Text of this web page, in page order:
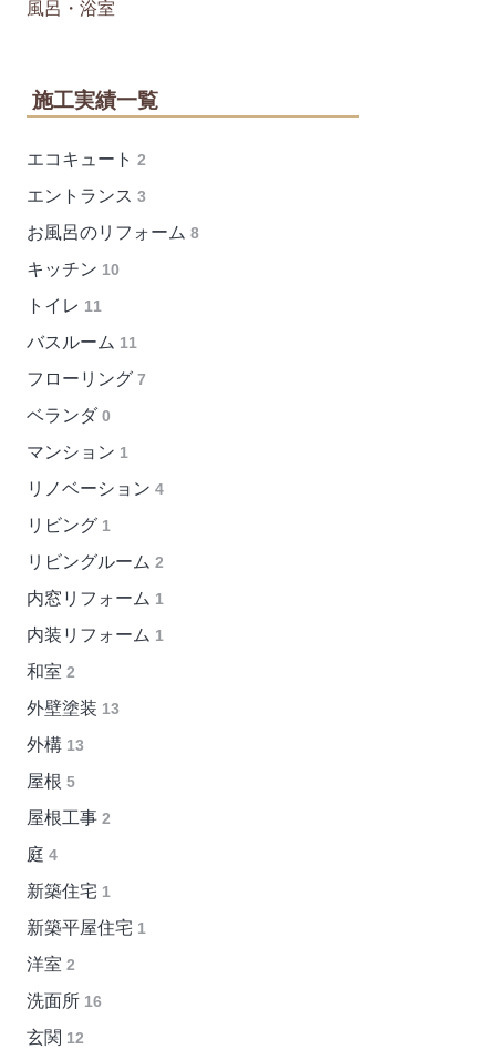
風呂・浴室
施工実績一覧
エコキュート 2
エントランス 3
お風呂のリフォーム 8
キッチン 10
トイレ 11
バスルーム 11
フローリング 7
ベランダ 0
マンション 1
リノベーション 4
リビング 1
リビングルーム 2
内窓リフォーム 1
内装リフォーム 1
和室 2
外壁塗装 13
外構 13
屋根 5
屋根工事 2
庭 4
新築住宅 1
新築平屋住宅 1
洋室 2
洗面所 16
玄関 12